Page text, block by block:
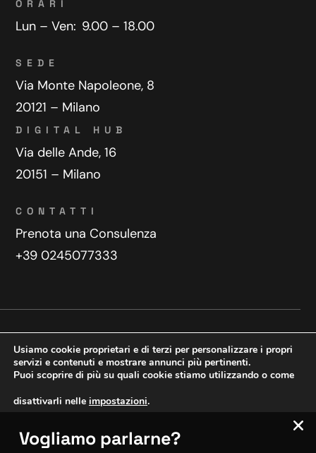
ORARI
Lun – Ven: 9.00 – 18.00
SEDE
Via Monte Napoleone, 8
20121 – Milano
DIGITAL HUB
Via delle Ande, 16
20151 – Milano
CONTATTI
Prenota una Consulenza
+39 0245077333
Copyright © 2025 WeDoDigital
Creazione e sviluppo siti web
Usiamo cookie proprietari e di terzi per personalizzare i propri
servizi e contenuti e mostrare annunci più pertinenti.
Puoi scoprire di più su quali cookie stiamo utilizzando o come
disattivarli nelle impostazioni.
Accetta Impostazioni
Vogliamo parlarne?